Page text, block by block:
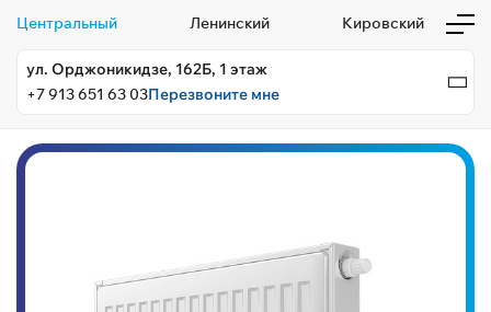
Центральный Ленинский Кировский
ул. Орджоникидзе, 162Б, 1 этаж
+7 913 651 63 03Перезвоните мне